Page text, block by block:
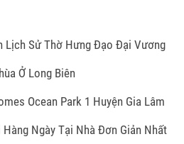
Lịch Sử Thờ Hưng Đạo Đại Vương
Ở Long Biên
Ocean Park 1 Huyện Gia Lâm
Ngày Tại Nhà Đơn Giản Nhất